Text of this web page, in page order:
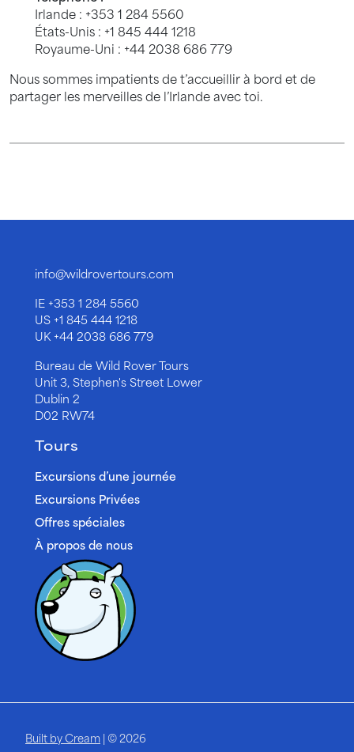
Irlande : +353 1 284 5560
États-Unis : +1 845 444 1218
Royaume-Uni : +44 2038 686 779
Nous sommes impatients de t’accueillir à bord et de
partager les merveilles de l’Irlande avec toi.
info@wildrovertours.com
IE+353 1 284 5560
US+1 845 444 1218
UK+44 2038 686 779
Bureau de Wild Rover Tours
Unit 3, Stephen's Street Lower
Dublin 2
D02 RW74
Tours
Excursions d’une journée
Excursions Privées
Offres spéciales
À propos de nous
Built by Cream| © 2026